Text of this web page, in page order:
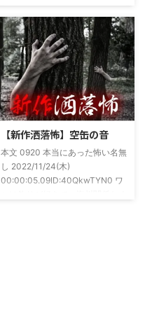
に言うオカルト系な話がまあまあ
好きで、最近占いとかを副業で始
めてた。今はちょっとメンタルの
状況やらで退いたけど実力試しも
かねてSNSでフォロワー相手に占
いとかしていたもんです。実力
は・・・ありがたいことに当たっ
た！ドンピシャ！と嬉しい声もあ
合ったのが大学生のAちゃん。彼
女もオカルト系な話が好きで(そ
もそも仲良くなったのは北の大地
が舞台の金塊を巡る漫画)ちょく
【新作洒落怖】空缶の音
本文 0920 本当にあった怖い名無
し 2022/11/24(木)
00:00:05.09ID:40QkwTYN0 ワ